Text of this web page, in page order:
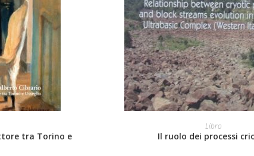
tra Torino e
AGGIUNGI AL CARRELLO
Libro
Il ruolo dei processi